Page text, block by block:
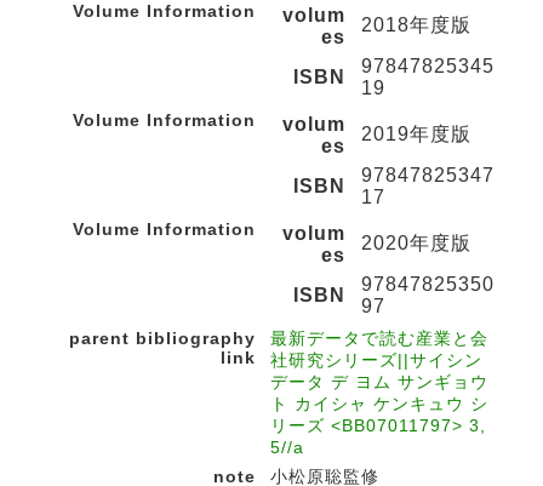
Volume Information
volum
es
2018年度版
ISBN
97847825345
19
Volume Information
volum
es
2019年度版
ISBN
97847825347
17
Volume Information
volum
es
2020年度版
ISBN
97847825350
97
parent bibliography
link
最新データで読む産業と会
社研究シリーズ||サイシン
データ デ ヨム サンギョウ
ト カイシャ ケンキュウ シ
リーズ <BB07011797> 3,
5//a
note
小松原聡監修